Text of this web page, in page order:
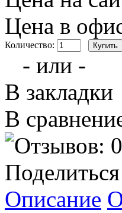
Цена в
Количество:
- или -
В закладки
В
Поделиться
Описание